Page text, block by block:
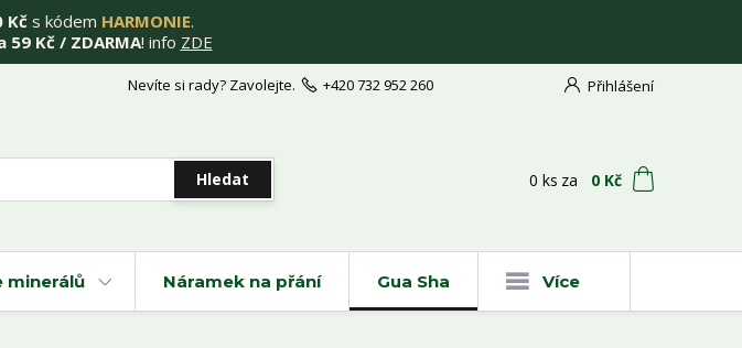
Kčs kódem HARMONIE.
59 Kč / ZDARMA! info ZDE
Přihlášení
Hledat
Nevíte si rady? Zavolejte. +420 732 952 260
0 ks za 0 Kč
minerálů Náramek na přání Gua Sha Více